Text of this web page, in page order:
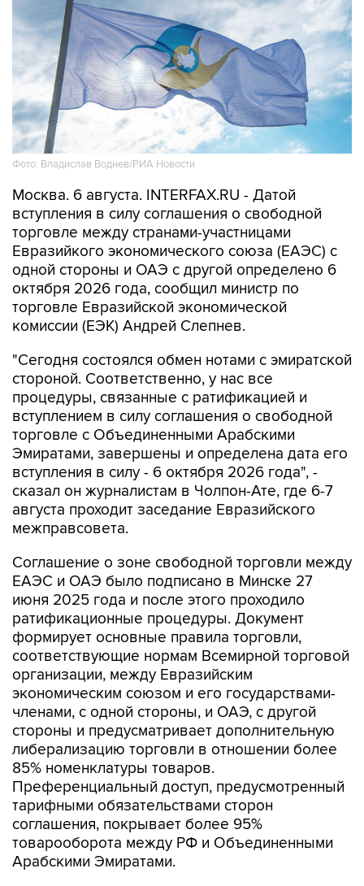
Фото: Владислав Воднев/РИА Новости
Москва. 6 августа. INTERFAX.RU - Датой
вступления в силу соглашения о свободной
торговле между странами-участницами
Евразийкого экономического союза (ЕАЭС) с
одной стороны и ОАЭ с другой определено 6
октября 2026 года, сообщил министр по
торговле Евразийской экономической
комиссии (ЕЭК) Андрей Слепнев.
"Сегодня состоялся обмен нотами с эмиратской
стороной. Соответственно, у нас все
процедуры, связанные с ратификацией и
вступлением в силу соглашения о свободной
торговле с Объединенными Арабскими
Эмиратами, завершены и определена дата его
вступления в силу - 6 октября 2026 года", -
сказал он журналистам в Чолпон-Ате, где 6-7
августа проходит заседание Евразийского
межправсовета.
Соглашение о зоне свободной торговли между
ЕАЭС и ОАЭ было подписано в Минске 27
июня 2025 года и после этого проходило
ратификационные процедуры. Документ
формирует основные правила торговли,
соответствующие нормам Всемирной торговой
организации, между Евразийским
экономическим союзом и его государствами-
членами, с одной стороны, и ОАЭ, с другой
стороны и предусматривает дополнительную
либерализацию торговли в отношении более
85% номенклатуры товаров.
Преференциальный доступ, предусмотренный
тарифными обязательствами сторон
соглашения, покрывает более 95%
товарооборота между РФ и Объединенными
Арабскими Эмиратами.